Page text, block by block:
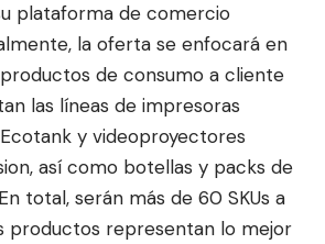
plataforma de comercio
la oferta se enfocará en
de consumo a cliente
las líneas de impresoras
y videoproyectores
así como botellas y packs de
total, serán más de 60 SKUs a
productos representan lo mejor